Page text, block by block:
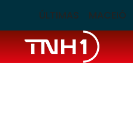
ÚLTIMAS MACEIÓ